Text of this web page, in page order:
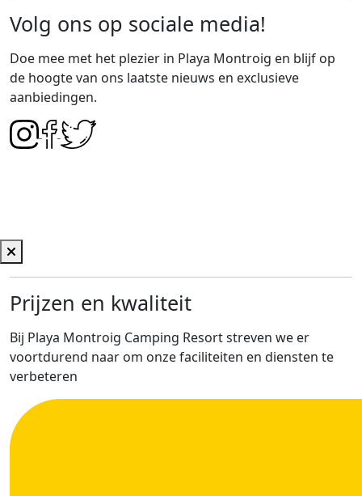
Volg ons op sociale media!
Doe mee met het plezier in Playa Montroig en blijf op
de hoogte van ons laatste nieuws en exclusieve
aanbiedingen.
Prijzen en kwaliteit
Bij Playa Montroig Camping Resort streven we er
voortdurend naar om onze faciliteiten en diensten te
verbeteren